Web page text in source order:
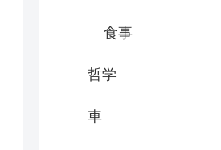
食事
哲学
車